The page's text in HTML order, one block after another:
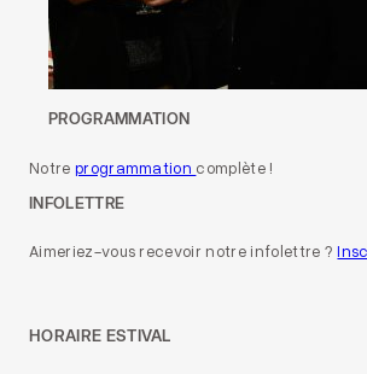
PROGRAMMATION
Notre programmation complète !
INFOLETTRE
Aimeriez-vous recevoir notre infolettre ?
HORAIRE ESTIVAL